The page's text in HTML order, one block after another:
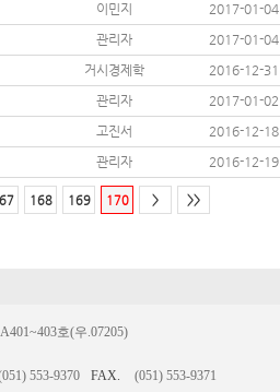
이민지 2017-01-04
관리자 2017-01-04
거시경제학 2016-12-31
관리자 2017-01-02
고진서 2016-12-18
관리자 2016-12-19
168 169 170 > >>
호(우.07205)
553-9370 FAX.
(051) 553-9371